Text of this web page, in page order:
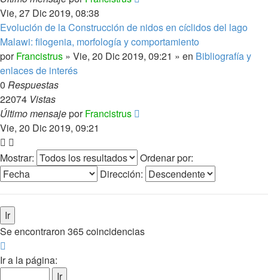
Vie, 27 Dic 2019, 08:38
Evolución de la Construcción de nidos en cíclidos del lago
Malawi: filogenia, morfología y comportamiento
porFrancistrus » Vie, 20 Dic 2019, 09:21 » en Bibliografía y
enlaces de interés
0 Respuestas
22074 Vistas
Último mensajeporFrancistrus
Vie, 20 Dic 2019, 09:21
Mostrar:
Ordenar por:
Dirección:
Se encontraron 365 coincidencias
1
Ir a la página: